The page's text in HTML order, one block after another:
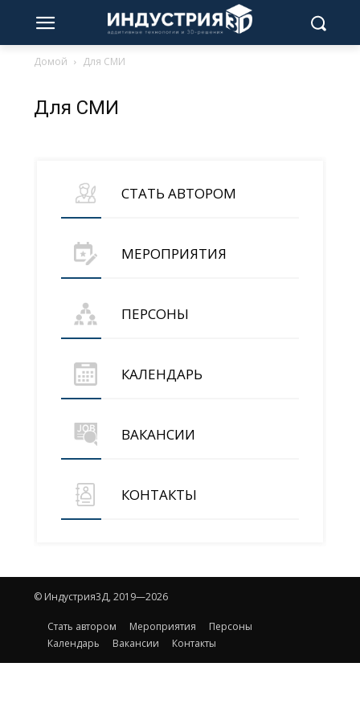
Домой Для СМИ
Для СМИ
СТАТЬ АВТОРОМ
МЕРОПРИЯТИЯ
ПЕРСОНЫ
КАЛЕНДАРЬ
ВАКАНСИИ
КОНТАКТЫ
© Индустрия3Д, 2019—2026
Стать автором Мероприятия
Персоны
Календарь
Вакансии Контакты